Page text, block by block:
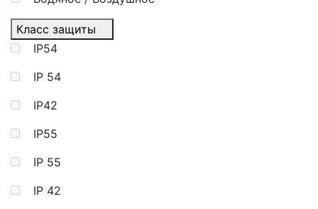
Класс защиты
IP54
IP 54
IP42
IP55
IP 55
IP 42